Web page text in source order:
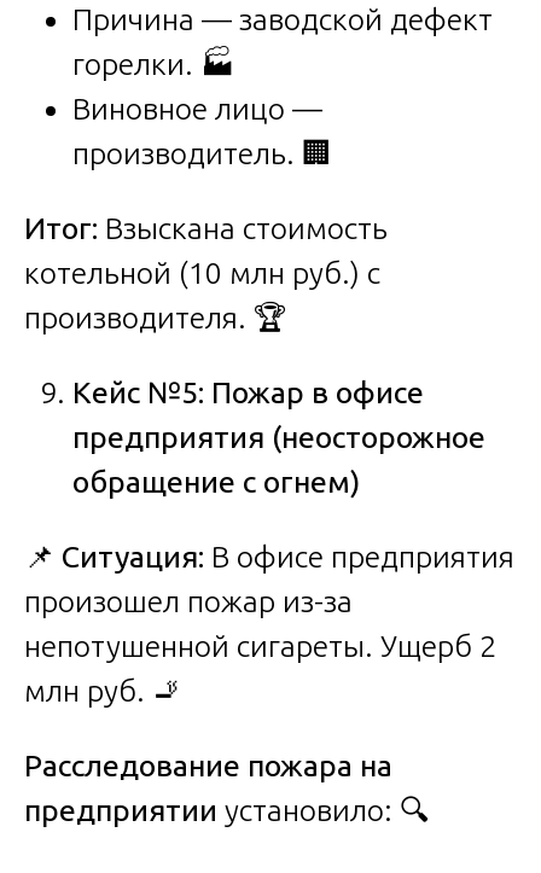
Причина — заводской дефект
горелки. 🏭
Виновное лицо —
производитель. 🏢
Итог: Взыскана стоимость
котельной (10 млн руб.) с
производителя. 🏆
Кейс №5: Пожар в офисе
предприятия (неосторожное
обращение с огнем)
📌 Ситуация: В офисе предприятия
произошел пожар из-за
непотушенной сигареты. Ущерб 2
млн руб. 🚬
Расследование пожара на
предприятии установило: 🔍